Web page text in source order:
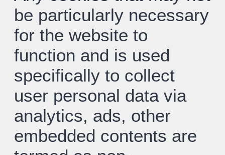
be particularly necessary
for the website to
function and is used
specifically to collect
user personal data via
analytics, ads, other
embedded contents are